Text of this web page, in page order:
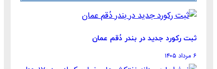
ثبت رکورد جدید در بندر دُقم عمان
۶ مرداد ۱۴۰۵